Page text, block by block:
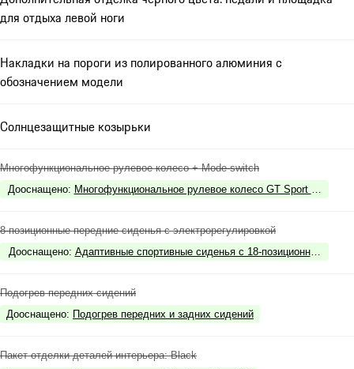
для отдыха левой ноги
Накладки на пороги из полированного алюминия с
обозначением модели
Солнцезащитные козырьки
Многофункциональное рулевое колесо + Mode-switch
Дооснащено: Многофункциональное рулевое колесо GT Sport с
8-позиционные передние сиденья с электрорегулировкой
Дооснащено: Адаптивные спортивные сиденья с 18-позиционной
Подогрев передних сидений
Дооснащено: Подогрев передних и задних сидений
Пакет отделки деталей интерьера: Black